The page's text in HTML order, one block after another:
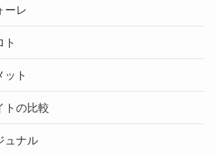
ーレ
ト
ット
トの比較
ュナル